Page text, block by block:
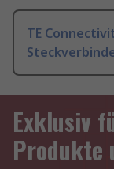
TE
Exklusiv
Produkte